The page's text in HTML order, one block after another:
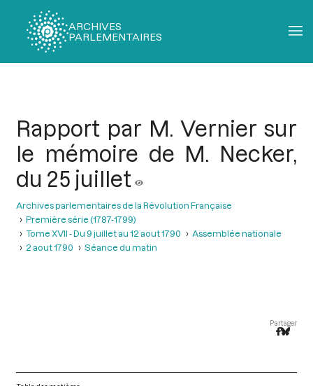
ARCHIVES
PARLEMENTAIRES
Rapport par M. Vernier sur
le mémoire de M. Necker,
du 25 juillet
Archives parlementaires de la Révolution Française
Première série (1787-1799)
Tome XVII - Du 9 juillet au 12 aout 1790
Assemblée nationale
2 aout 1790
Séance du matin
Partager